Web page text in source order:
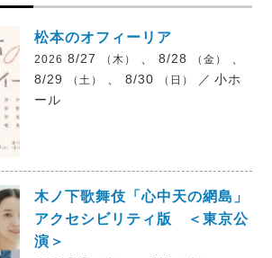
松本のオフィーリア
2026 8/27 （木） 、 8/28 （金）
、
8/29
（土） 、 8/30 （日） ／ 小ホ
ール
木ノ下歌舞伎「心中天の網島」
アクセシビリティ版 ＜東京公
演＞